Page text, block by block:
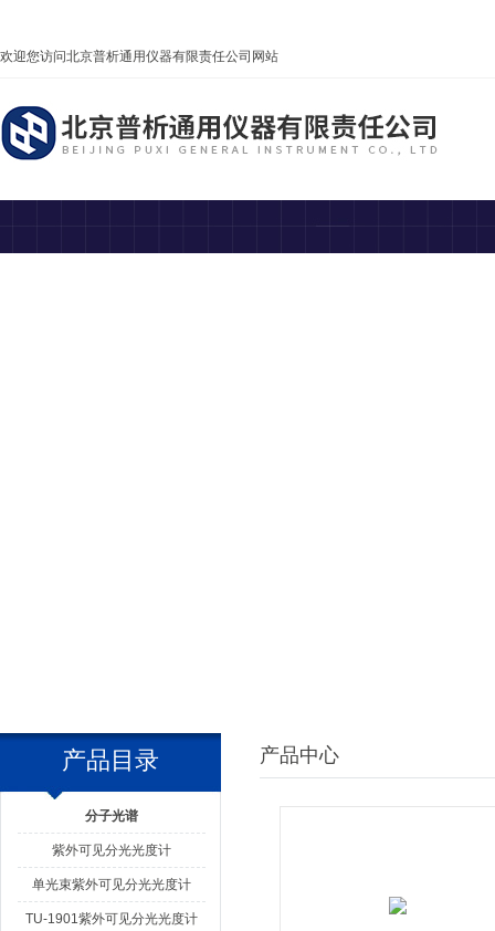
欢迎您访问北京普析通用仪器有限责任公司网站
产品目录
分子光谱
紫外可见分光光度计
单光束紫外可见分光光度计
TU-1901紫外可见分光光度计
产品中心